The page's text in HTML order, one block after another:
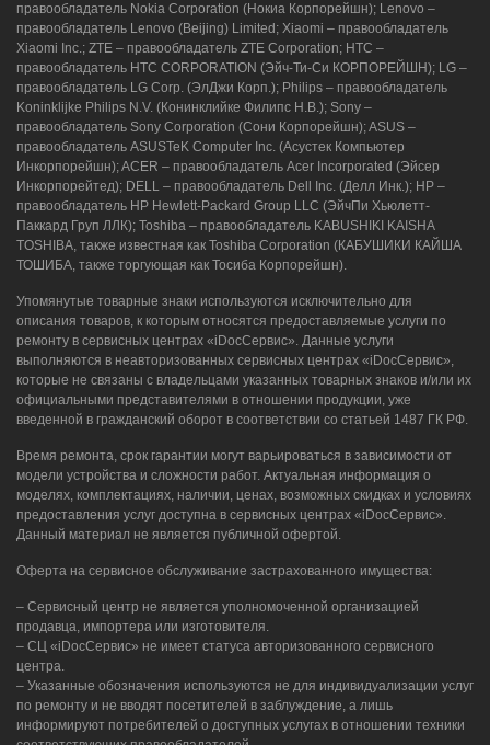
правообладатель Nokia Corporation (Нокиа Корпорейшн); Lenovo –
правообладатель Lenovo (Beijing) Limited; Xiaomi – правообладатель
Xiaomi Inc.; ZTE – правообладатель ZTE Corporation; HTC –
правообладатель HTC CORPORATION (Эйч-Ти-Си КОРПОРЕЙШН); LG –
правообладатель LG Corp. (ЭлДжи Корп.); Philips – правообладатель
Koninklijke Philips N.V. (Конинклийке Филипс Н.В.); Sony –
правообладатель Sony Corporation (Сони Корпорейшн); ASUS –
правообладатель ASUSTeK Computer Inc. (Асустек Компьютер
Инкорпорейшн); ACER – правообладатель Acer Incorporated (Эйсер
Инкорпорейтед); DELL – правообладатель Dell Inc. (Делл Инк.); HP –
правообладатель HP Hewlett-Packard Group LLC (ЭйчПи Хьюлетт-
Паккард Груп ЛЛК); Toshiba – правообладатель KABUSHIKI KAISHA
TOSHIBA, также известная как Toshiba Corporation (КАБУШИКИ КАЙША
ТОШИБА, также торгующая как Тосиба Корпорейшн).
Упомянутые товарные знаки используются исключительно для
описания товаров, к которым относятся предоставляемые услуги по
ремонту в сервисных центрах «iDocСервис». Данные услуги
выполняются в неавторизованных сервисных центрах «iDocСервис»,
которые не связаны с владельцами указанных товарных знаков и/или их
официальными представителями в отношении продукции, уже
введенной в гражданский оборот в соответствии со статьей 1487 ГК РФ.
Время ремонта, срок гарантии могут варьироваться в зависимости от
модели устройства и сложности работ. Актуальная информация о
моделях, комплектациях, наличии, ценах, возможных скидках и условиях
предоставления услуг доступна в сервисных центрах «iDocСервис».
Данный материал не является публичной офертой.
Оферта на сервисное обслуживание застрахованного имущества:
– Сервисный центр не является уполномоченной организацией
продавца, импортера или изготовителя.
– СЦ «iDocСервис» не имеет статуса авторизованного сервисного
центра.
– Указанные обозначения используются не для индивидуализации услуг
по ремонту и не вводят посетителей в заблуждение, а лишь
информируют потребителей о доступных услугах в отношении техники